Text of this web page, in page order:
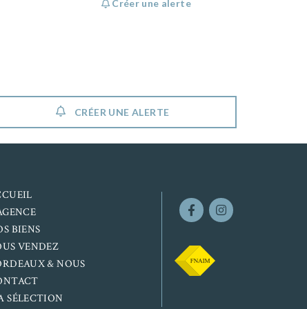
Créer une alerte
CRÉER UNE ALERTE
BIENS
VENDEZ
& NOUS
SÉLECTION